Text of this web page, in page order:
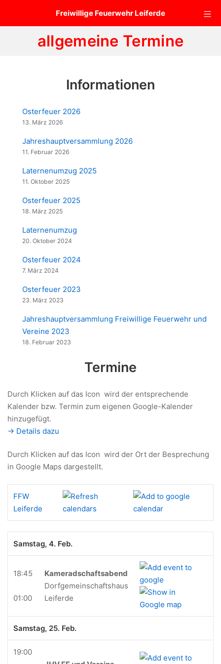
Freiwillige Feuerwehr Leiferde
allgemeine Termine
Informationen
Osterfeuer 2026
13. März 2026
Jahreshauptversammlung 2026
11. Februar 2026
Laternenumzug 2025
11. Oktober 2025
Osterfeuer 2025
18. März 2025
Laternenumzug
20. Oktober 2024
Osterfeuer 2024
7. März 2024
Osterfeuer 2023
23. März 2023
Jahreshauptversammlung Freiwillige Feuerwehr und
Vereine 2023
18. Februar 2023
Termine
Durch Klicken auf das Icon wird der entsprechende
Kalender bzw. Termin zum eigenen Google-Kalender
hinzugefügt.
-> Details dazu
Durch Klicken auf das Icon wird der Ort der Besprechung
in Google Maps dargestellt.
FFW
Leiferde
Samstag, 4. Feb.
18:45
01:00
Kameradschaftsabend
Dorfgemeinschaftshaus
Leiferde
Samstag, 25. Feb.
19:00